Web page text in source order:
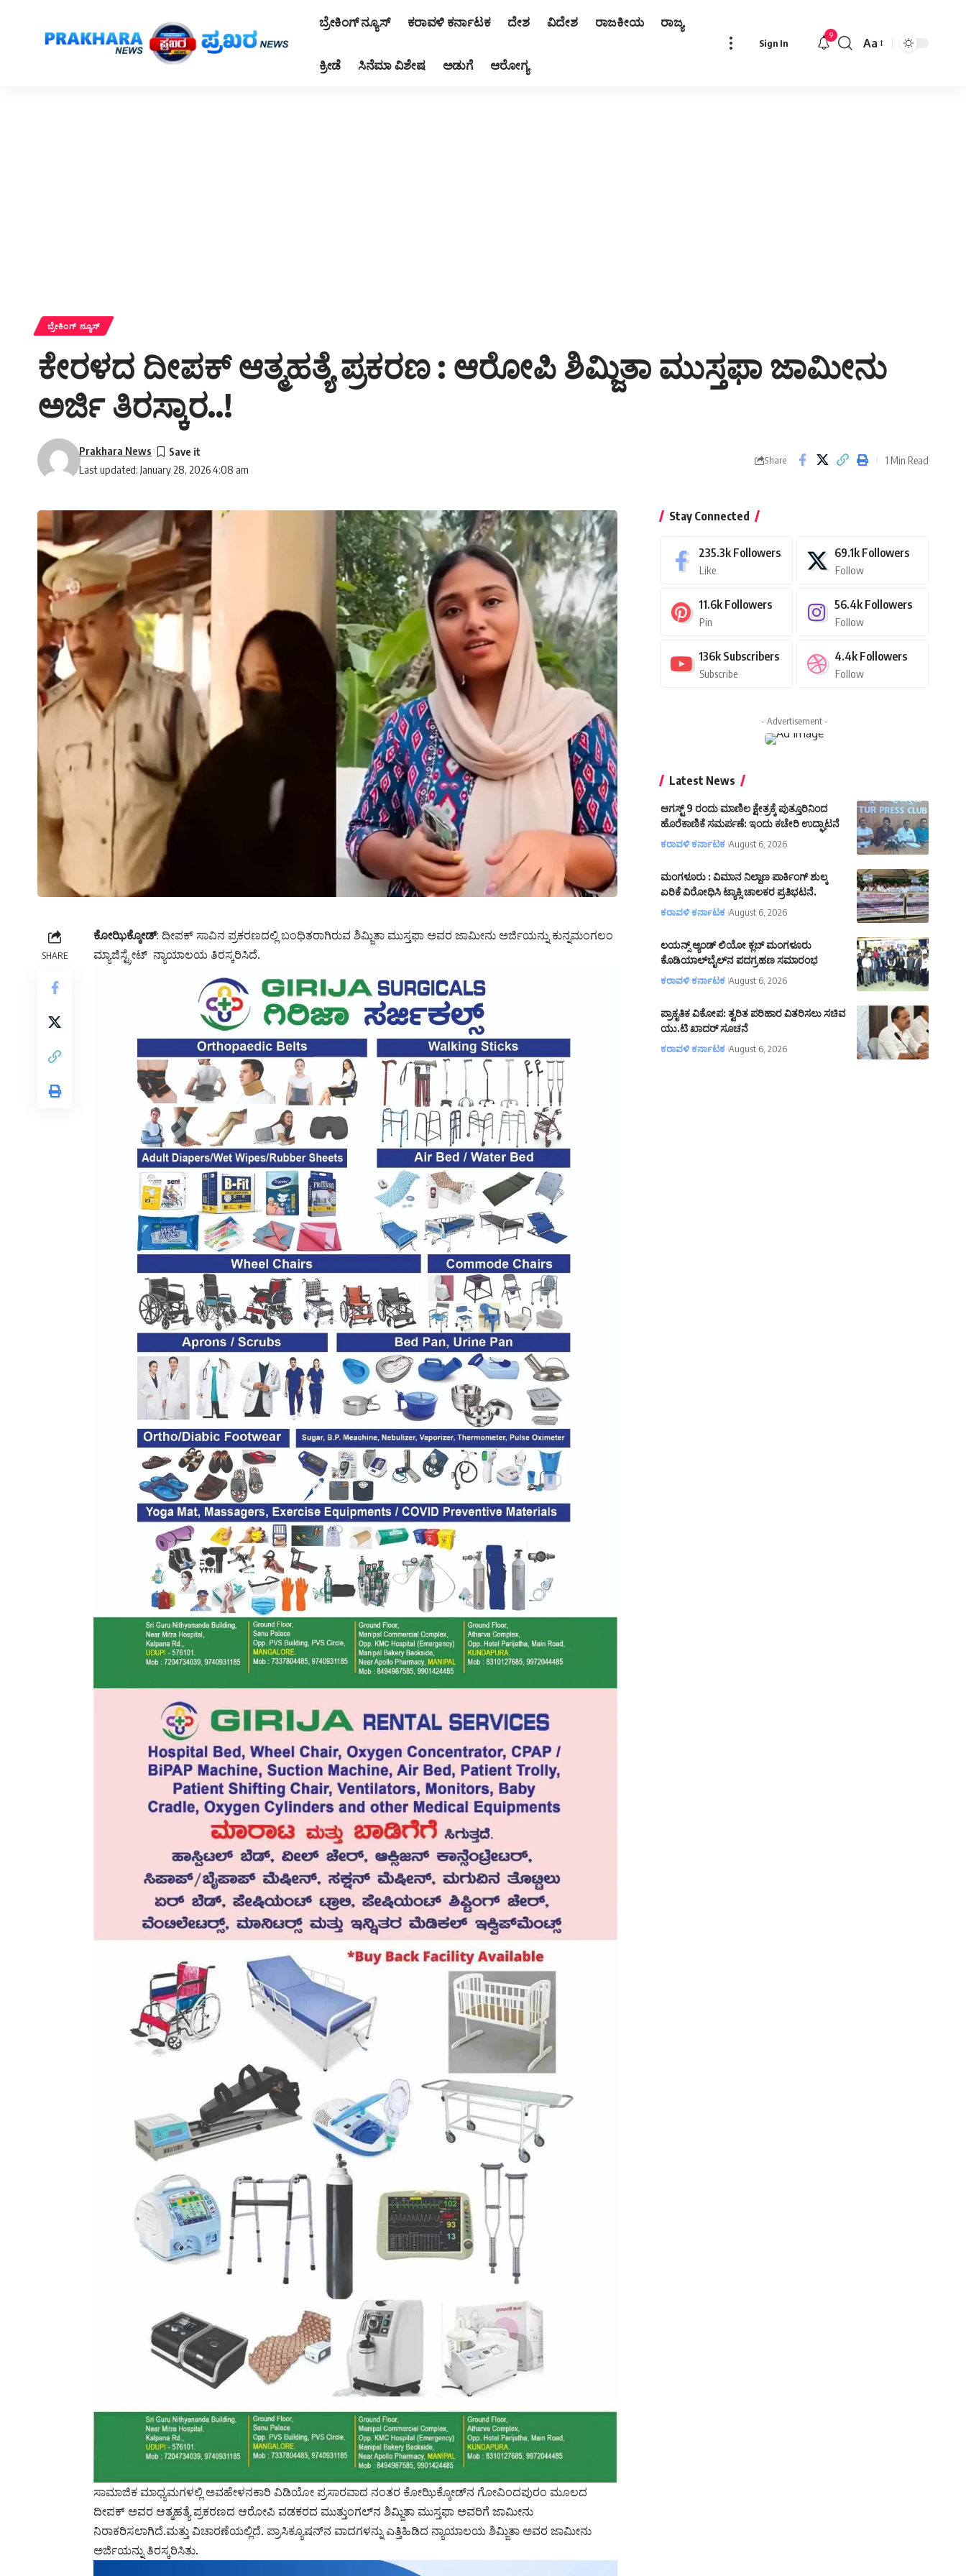
ಬ್ರೇಕಿಂಗ್ ನ್ಯೂಸ್ ಕರಾವಳಿ ಕರ್ನಾಟಕ ದೇಶ ವಿದೇಶ ರಾಜಕೀಯ ರಾಜ್ಯ
ಕ್ರೀಡೆ ಸಿನೆಮಾ ವಿಶೇಷ ಅಡುಗೆ ಆರೋಗ್ಯ
Sign In
9
Font
Aa
ಬ್ರೇಕಿಂಗ್ ನ್ಯೂಸ್
ಕೇರಳದ ದೀಪಕ್ ಆತ್ಮಹತ್ಯೆ ಪ್ರಕರಣ : ಆರೋಪಿ ಶಿಮ್ಜಿತಾ ಮುಸ್ತಫಾ ಜಾಮೀನು
ಅರ್ಜಿ ತಿರಸ್ಕಾರ..!
Last updated: January 28, 2026 4:08 am
Prakhara News
Share 1 Min Read
SHARE
ಕೋಝಿಕ್ಕೋಡ್: ದೀಪಕ್ ಸಾವಿನ ಪ್ರಕರಣದಲ್ಲಿ ಬಂಧಿತರಾಗಿರುವ ಶಿಮ್ಜಿತಾ ಮುಸ್ತಫಾ ಅವರ ಜಾಮೀನು ಅರ್ಜಿಯನ್ನು ಕುನ್ನಮಂಗಲಂ
ಮ್ಯಾಜಿಸ್ಟ್ರೇಟ್ ನ್ಯಾಯಾಲಯ ತಿರಸ್ಕರಿಸಿದೆ.
ಸಾಮಾಜಿಕ ಮಾಧ್ಯಮಗಳಲ್ಲಿ ಅವಹೇಳನಕಾರಿ ವಿಡಿಯೋ ಪ್ರಸಾರವಾದ ನಂತರ ಕೋಝಿಕ್ಕೋಡ್‌ನ ಗೋವಿಂದಪುರಂ ಮೂಲದ
ದೀಪಕ್ ಅವರ ಆತ್ಮಹತ್ಯೆ ಪ್ರಕರಣದ ಆರೋಪಿ ವಡಕರದ ಮುತ್ತುಂಗಲ್‌ನ ಶಿಮ್ಜಿತಾ ಮುಸ್ತಫಾ ಅವರಿಗೆ ಜಾಮೀನು
ನಿರಾಕರಿಸಲಾಗಿದೆ.ಮತ್ತು ವಿಚಾರಣೆಯಲ್ಲಿದೆ. ಪ್ರಾಸಿಕ್ಯೂಷನ್‌ನ ವಾದಗಳನ್ನು ಎತ್ತಿಹಿಡಿದ ನ್ಯಾಯಾಲಯ ಶಿಮ್ಜಿತಾ ಅವರ ಜಾಮೀನು
ಅರ್ಜಿಯನ್ನು ತಿರಸ್ಕರಿಸಿತು.
Stay Connected
235.3k Followers
Like
69.1k Followers
Follow
11.6k Followers
Pin
56.4k Followers
Follow
136k Subscribers
Subscribe
4.4k Followers
Follow
- Advertisement -
Latest News
ಆಗಸ್ಟ್ 9 ರಂದು ಮಾಣಿಲ ಕ್ಷೇತ್ರಕ್ಕೆ ಪುತ್ತೂರಿನಿಂದ
ಹೊರೆಕಾಣಿಕೆ ಸಮರ್ಪಣೆ: ಇಂದು ಕಚೇರಿ ಉದ್ಘಾಟನೆ
ಕರಾವಳಿ ಕರ್ನಾಟಕ August 6, 2026
ಮಂಗಳೂರು : ವಿಮಾನ ನಿಲ್ದಾಣ ಪಾರ್ಕಿಂಗ್ ಶುಲ್ಕ
ಏರಿಕೆ ವಿರೋಧಿಸಿ ಟ್ಯಾಕ್ಸಿ ಚಾಲಕರ ಪ್ರತಿಭಟನೆ.
ಕರಾವಳಿ ಕರ್ನಾಟಕ August 6, 2026
ಲಯನ್ಸ್ ಆ್ಯಂಡ್ ಲಿಯೋ ಕ್ಲಬ್ ಮಂಗಳೂರು
ಕೊಡಿಯಾಲ್‌ಬೈಲ್‌ನ ಪದಗ್ರಹಣ ಸಮಾರಂಭ
ಕರಾವಳಿ ಕರ್ನಾಟಕ August 6, 2026
ಪ್ರಾಕೃತಿಕ ವಿಕೋಪ: ತ್ವರಿತ ಪರಿಹಾರ ವಿತರಿಸಲು ಸಚಿವ
ಯು.ಟಿ ಖಾದರ್ ಸೂಚನೆ
ಕರಾವಳಿ ಕರ್ನಾಟಕ August 6, 2026